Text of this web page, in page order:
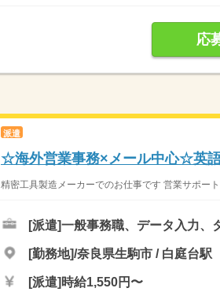
応
派遣
☆海外営業事務×メール中心☆英
精密工具製造メーカーでのお仕事です 営業サポー
[派遣]一般事務職、データ入力、
[勤務地]/奈良県生駒市 / 白庭台駅
[派遣] 時給1,550円〜